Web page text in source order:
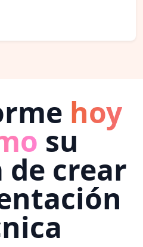
hoy
su
de crear